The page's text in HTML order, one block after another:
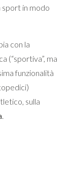
sport in modo
con la
(“sportiva”, ma
funzionalità
sulla
.